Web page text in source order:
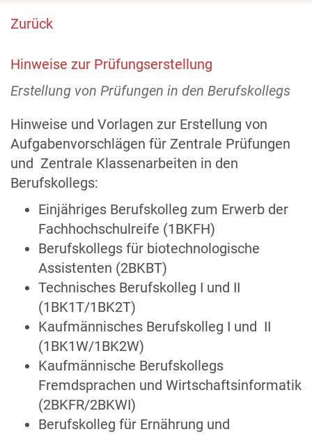
Zurück
Hinweise zur Prüfungserstellung
Erstellung von Prüfungen in den Berufskollegs
Hinweise und Vorlagen zur Erstellung von
Aufgabenvorschlägen für Zentrale Prüfungen
und Zentrale Klassenarbeiten in den
Berufskollegs:
Einjähriges Berufskolleg zum Erwerb der
Fachhochschulreife (1BKFH)
Berufskollegs für biotechnologische
Assistenten (2BKBT)
Technisches Berufskolleg I und II
(1BK1T/1BK2T)
Kaufmännisches Berufskolleg I und II
(1BK1W/1BK2W)
Kaufmännische Berufskollegs
Fremdsprachen und Wirtschaftsinformatik
(2BKFR/2BKWI)
Berufskolleg für Ernährung und